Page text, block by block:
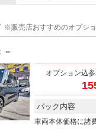
※販売店おすすめのオプシ
－
オプション込
パック内容
車両本体価格に諸